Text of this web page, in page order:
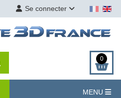
Se connecter
0
MENU